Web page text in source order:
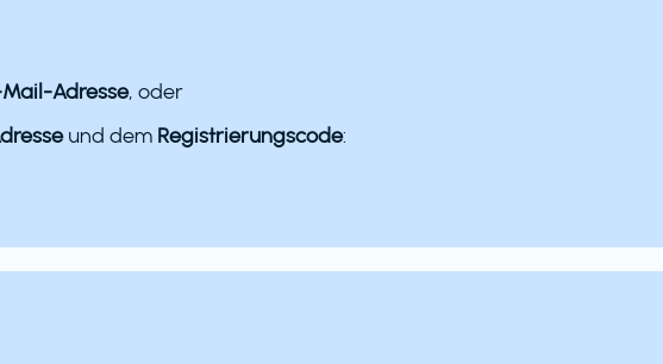
Adresse, oder
und dem Registrierungscode: